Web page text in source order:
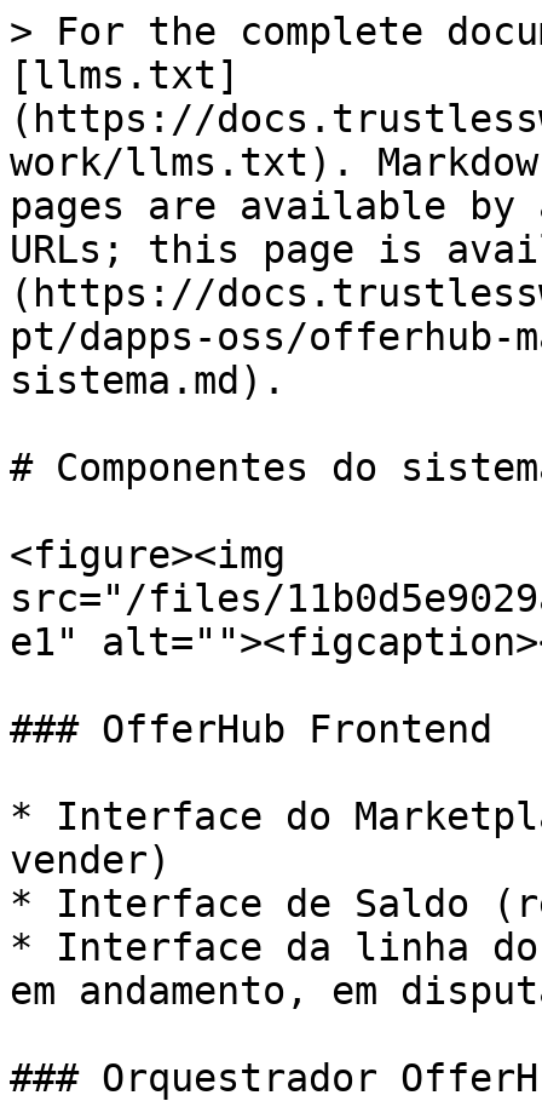
> For the complete
[llms.txt]
(https://
work/llms.txt).
pages are available by
URLs; this page is
(https://
pt/dapps-oss/offerhub-
sistema.md).
# Componentes do
<figure><img
src="/files/
e1"
### OfferHub Frontend
* Interface do
vender)
* Interface de Saldo
* Interface da linha do
em andamento, em
### Orquestrador